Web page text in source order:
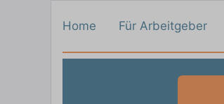
Home Für Arbeitgeber